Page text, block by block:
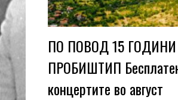
ПО ПОВОД 15
ПРОБИШТИП
концертите во август